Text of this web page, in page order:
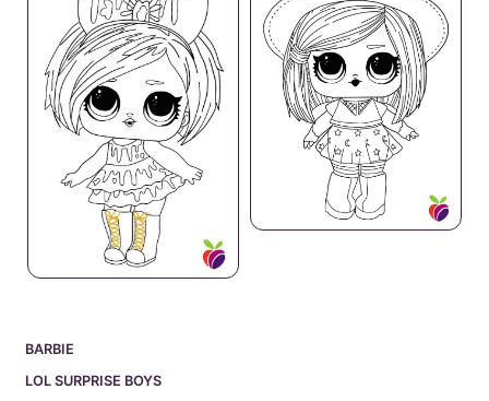
BARBIE
LOL SURPRISE BOYS